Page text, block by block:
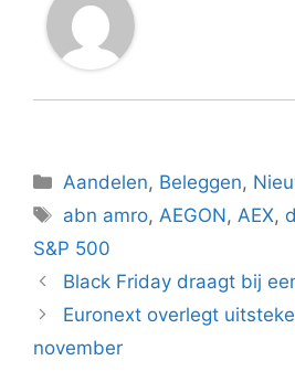
Categorieën
Aandelen, Beleggen,
Tags
abn amro, AEGON, AEX,
S&P 500
Black Friday draagt bij
Euronext overlegt
november